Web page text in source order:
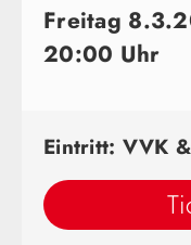
Freitag
20:00 Uhr
Eintritt: VVK